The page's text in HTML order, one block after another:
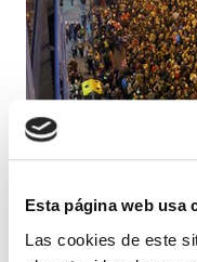
Esta página web usa
Las cookies de este